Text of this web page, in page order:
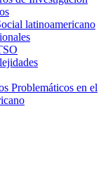
latinoamericano
Problemáticos en el